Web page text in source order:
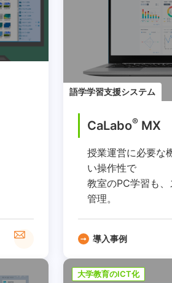
語学学習支援システム
CaLabo® MX
授業運営に必要な
い操作性で
教室のPC学習も
管理。
導入事例
大学教育のICT化